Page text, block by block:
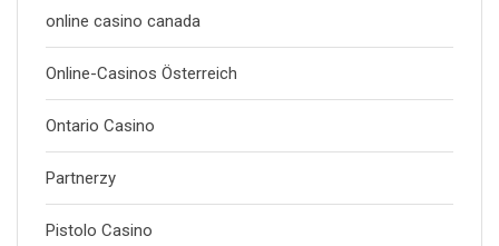
online casino canada
Online-Casinos Österreich
Ontario Casino
Partnerzy
Pistolo Casino